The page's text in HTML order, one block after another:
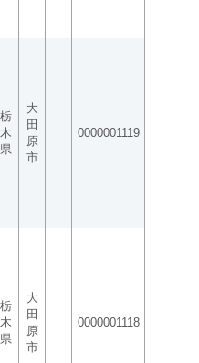
栃
木
県
大
田
原
市
0000001119
栃
木
県
大
田
原
市
0000001118